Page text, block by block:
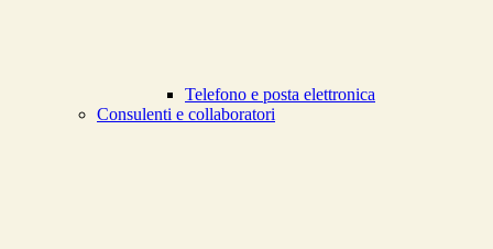
Telefono e posta elettronica
Consulenti e collaboratori